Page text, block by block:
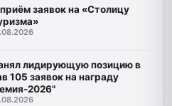
заявок на «Столицу
лидирующую позицию в
105 заявок на награду
2026"